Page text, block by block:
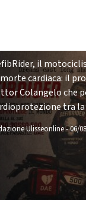
il
cardiaca: il
Colangelo che
tra
Ulisseonline-06/